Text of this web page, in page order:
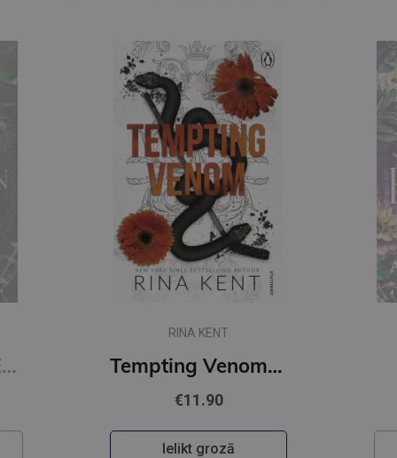
Restitution : #3 Edge of Darkness series : delux paperback featuring exclusive character artwork
RINA KENT
Tempting Venom : #3 The Vipers series
€11.90
Ielikt grozā